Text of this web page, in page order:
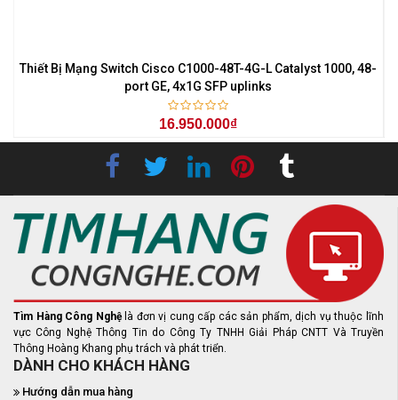
Thiết Bị Mạng Switch Cisco C1000-48T-4G-L Catalyst 1000, 48-
port GE, 4x1G SFP uplinks
16.950.000₫
Tìm Hàng Công Nghệ là đơn vị cung cấp các sản phẩm, dịch vụ thuộc lĩnh
vực Công Nghệ Thông Tin do Công Ty TNHH Giải Pháp CNTT Và Truyền
Thông Hoàng Khang phụ trách và phát triển.
DÀNH CHO KHÁCH HÀNG
Hướng dẫn mua hàng